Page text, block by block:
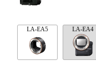
LA-EA5 LA-EA4